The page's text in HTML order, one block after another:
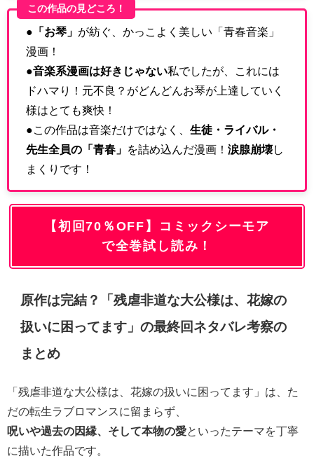
この作品の見どころ！
● 「お琴」 が紡ぐ、かっこよく美しい「青春音楽」
漫画！
●音楽系漫画は好きじゃない私でしたが、これには
ドハマり！元不良？がどんどんお琴が上達していく
様はとても爽快！
●この作品は音楽だけではなく、 生徒・ライバル・
先生全員の「青春」
を詰め込んだ漫画！ 涙腺崩壊し
まくりです！
【初回70％OFF】コミックシーモア
で全巻試し読み！
原作は完結？「残虐非道な大公様は、花嫁の
扱いに困ってます」の最終回ネタバレ考察の
まとめ
「残虐非道な大公様は、花嫁の扱いに困ってます」は、た
だの転生ラブロマンスに留まらず、
呪いや過去の因縁、そして本物の愛といったテーマを丁寧
に描いた作品です。